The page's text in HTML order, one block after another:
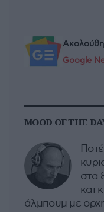
Google
MOOD OF THE
στα
και
άλμπουμ με